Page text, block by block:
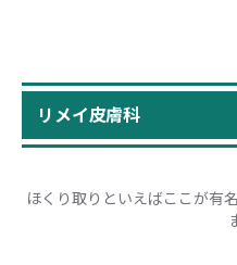
リメイ皮膚科
ほくり取りといえばここが有